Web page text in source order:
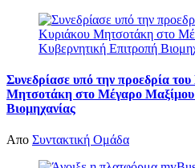
Συνεδρίασε υπό την προεδρία
Μητσοτάκη στο Μέγαρο Μαξίμου
Βιομηχανίας
Απο Συντακτική Ομάδα